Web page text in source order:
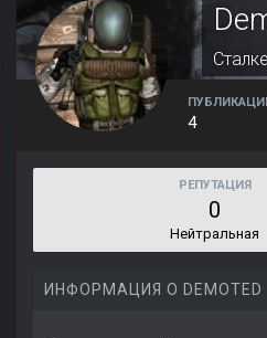
4
РЕПУТАЦИЯ
0
Нейтральная
ИНФОРМАЦИЯ О DEMOTED